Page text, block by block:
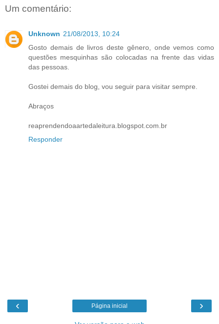
Um comentário:
Unknown 21/08/2013, 10:24
Gosto demais de livros deste gênero, onde vemos como
questões mesquinhas são colocadas na frente das vidas
das pessoas.
Gostei demais do blog, vou seguir para visitar sempre.
Abraços
reaprendendoaartedaleitura.blogspot.com.br
Responder
‹ ›
Página inicial